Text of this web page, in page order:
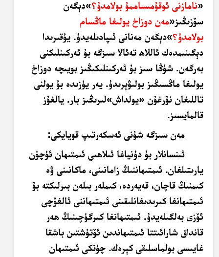
«نامازنى ئوقۇمىساممۇ بولامدۇ؟»دېگەن
سۆزىڭىز«مەن دوزاخ يولىغا ماڭسام
بولامدۇ؟»دېگەن مەنانى ئىپادىلەيدۇ. يۇقىرىدا
دېگىنىمدەك ئاللاھ تەئالا سىزگە بۇ ئەركىنلىكنى
بەرگەن. شۇڭا سىز بۇ ئەركىنلىكىڭىز بويىچە دوزاخ
يولىغا ماڭسىڭىز بولىۋېرىدۇ. يەر يۈزىدە بۇ يولنى
تاللىغان نۇرغۇن «يولداش»لىرىڭىز بار. يالغۇز
قالمايسىز.
مەن سىزگە شۇنى ئەسكەرتىپ قويايكى:
ئىنسانلار بۇ دۇنياغا ئىلاھىي ئىمتىھان ئۈچۈن
يارىتىلغان. ئىمتىھاننىڭ زامانىنى، ماكانىنى ۋە
كىمنىڭ قاچان، قەيەردە، كىملەر بىلەن بىرلىكتە بۇ
ئىمتىھانغا كىرىدىغانلىقىنى ئىمتىھاننى ئالغۇچى
ئۆزى بەلگىلەيدۇ. ئىمتىھانغا كىرگۈچىنىڭ ھەر
قانداق شارائىتتا ئىمتىھاندىن ئۆتۈشتىن باشقا
غايىسى بولماسلىقى كېرەك. چۈنكى ئىمتىھان